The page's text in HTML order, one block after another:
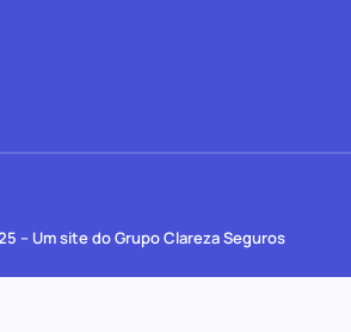
– Um site do Grupo Clareza Seguros